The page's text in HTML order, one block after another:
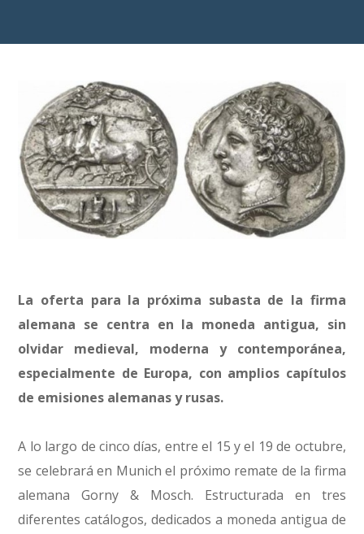
La oferta para la próxima subasta de la firma
alemana se centra en la moneda antigua, sin
olvidar medieval, moderna y contemporánea,
especialmente de Europa, con amplios capítulos
de emisiones alemanas y rusas.
A lo largo de cinco días, entre el 15 y el 19 de octubre,
se celebrará en Munich el próximo remate de la firma
alemana Gorny & Mosch. Estructurada en tres
diferentes catálogos, dedicados a moneda antigua de